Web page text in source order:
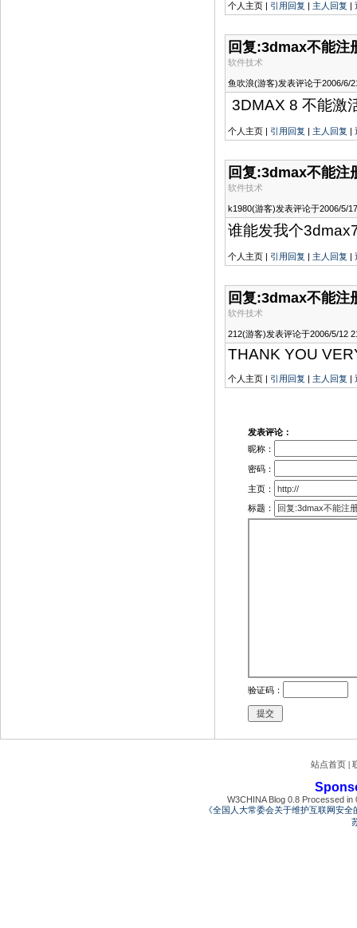
个人主页 | 引用回复 | 主人回复 |
回复:3dmax不能注
软件技术
鱼吹浪(游客)发表评论于2006/6/
3DMAX 8 不能激
个人主页 | 引用回复 | 主人回复 |
回复:3dmax不能注
软件技术
k1980(游客)发表评论于2006/5/
谁能发我个
个人主页 | 引用回复 | 主人回复 |
回复:3dmax不能注
软件技术
212(游客)发表评论于2006/5/12
THANK YOU
个人主页 | 引用回复 | 主人回复 |
发表评论：
昵称：
密码：
主页：
标题：
验证码：
站点首页 |
W3CHINA Blog 0.8 Processed
《全国人大常委会关于维护互联网安全